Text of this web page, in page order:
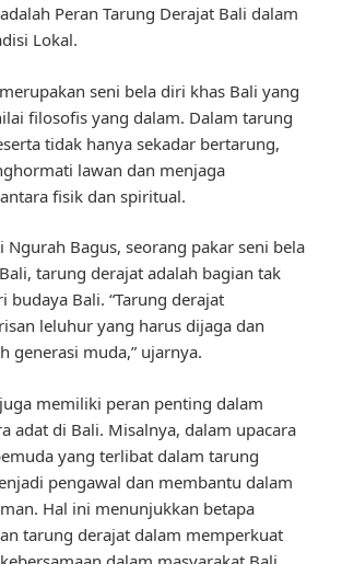
Peran Tarung Derajat Bali dalam
Lokal.
seni bela diri khas Bali yang
filosofis yang dalam. Dalam tarung
tidak hanya sekadar bertarung,
lawan dan menjaga
fisik dan spiritual.
Ngurah Bagus, seorang pakar seni bela
tarung derajat adalah bagian tak
budaya Bali. “Tarung derajat
leluhur yang harus dijaga dan
generasi muda,” ujarnya.
memiliki peran penting dalam
adat di Bali. Misalnya, dalam upacara
yang terlibat dalam tarung
pengawal dan membantu dalam
Hal ini menunjukkan betapa
tarung derajat dalam memperkuat